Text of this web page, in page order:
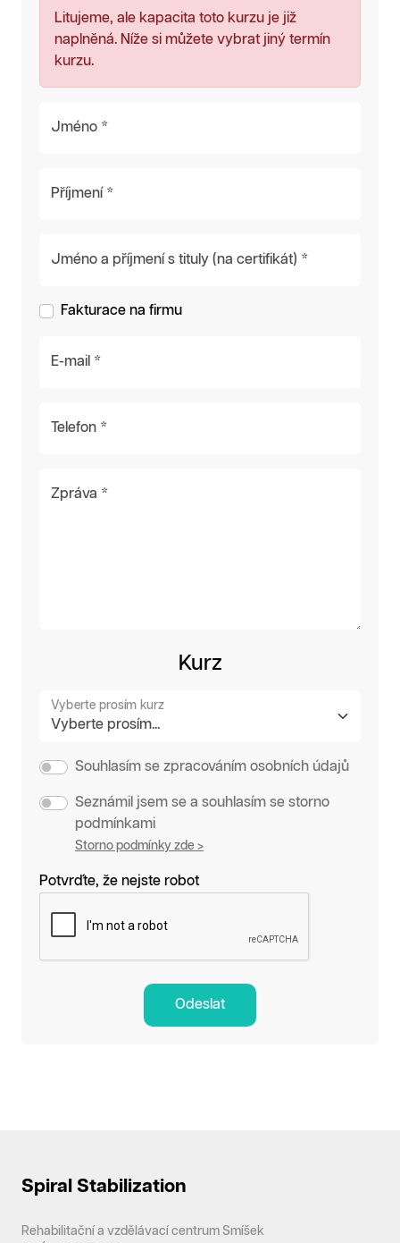
Litujeme, ale kapacita toto kurzu je již
naplněná. Níže si můžete vybrat jiný termín
kurzu.
Jméno *
Příjmení *
Jméno a příjmení s tituly (na certifikát) *
Fakturace na firmu
E-mail *
Telefon *
Zpráva *
Kurz
Vyberte prosím kurz
Souhlasím se zpracováním osobních údajů
Seznámil jsem se a souhlasím se storno
podmínkami
Storno podmínky zde >
Potvrďte, že nejste robot
Odeslat
Spiral Stabilization
Rehabilitační a vzdělávací centrum Smíšek